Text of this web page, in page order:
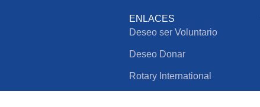
ENLACES
Deseo ser Voluntario
Deseo Donar
Rotary International